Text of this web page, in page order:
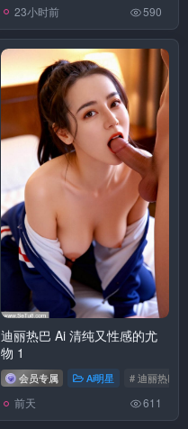
23小时前 590
迪丽热巴 Ai 清纯又性感的尤
物 1
会员专属 Ai明星 # 迪丽热巴
前天 611